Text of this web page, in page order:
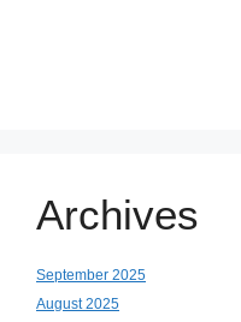
Archives
September 2025
August 2025